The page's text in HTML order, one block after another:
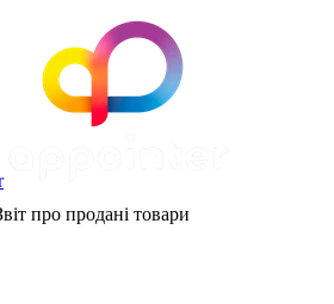
про продані товари